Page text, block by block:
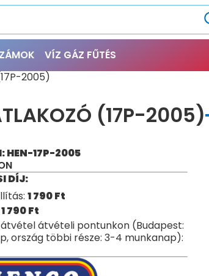
VÍZ GÁZ FŰTÉS
2005)
(17P-2005)
HEN-17P-2005
DÍJ:
1 790Ft
1 790Ft
átvételi pontunkon (Budapest:
ország többi része: 3-4 munkanap):